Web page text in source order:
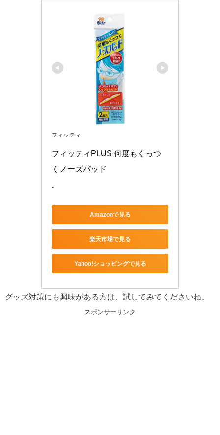
フィッティ
フィッティPLUS 何度もくっつ
くノーズパッド
-
Amazonで見る
楽天市場で見る
Yahoo!ショッピングで見る
グッズ対策にも興味がある方は、試してみてくださいね。
スポンサーリンク